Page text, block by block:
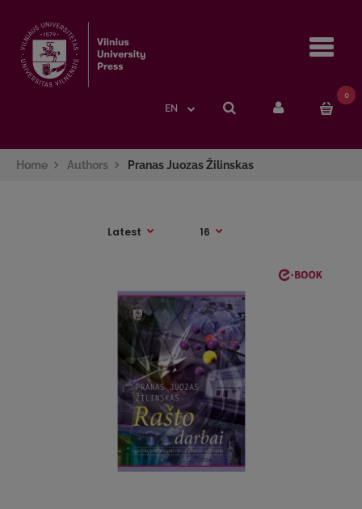
EN
0
Home Authors Pranas Juozas Žilinskas